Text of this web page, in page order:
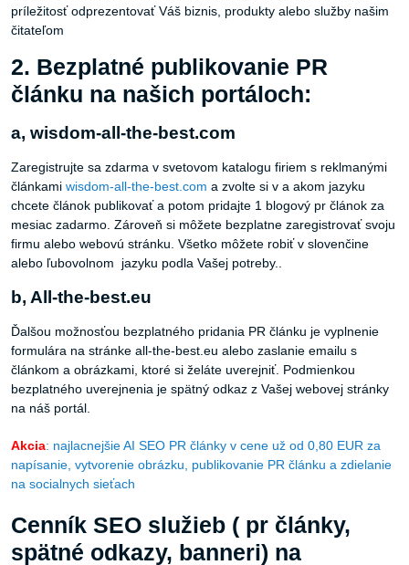
príležitosť odprezentovať Váš biznis, produkty alebo služby našim
čitateľom
2. Bezplatné publikovanie PR
článku na našich portáloch:
a, wisdom-all-the-best.com
Zaregistrujte sa zdarma v svetovom katalogu firiem s reklmanými
článkami wisdom-all-the-best.com a zvolte si v a akom jazyku
chcete článok publikovať a potom pridajte 1 blogový pr článok za
mesiac zadarmo. Zároveň si môžete bezplatne zaregistrovať svoju
firmu alebo webovú stránku. Všetko môžete robiť v slovenčine
alebo ľubovolnom jazyku podla Vašej potreby..
b, All-the-best.eu
Ďalšou možnosťou bezplatného pridania PR článku je vyplnenie
formulára na stránke all-the-best.eu alebo zaslanie emailu s
článkom a obrázkami, ktoré si želáte uverejniť. Podmienkou
bezplatného uverejnenia je spätný odkaz z Vašej webovej stránky
na náš portál.
Akcia: najlacnejšie AI SEO PR články v cene už od 0,80 EUR za
napísanie, vytvorenie obrázku, publikovanie PR článku a zdielanie
na socialnych sieťach
Cenník SEO služieb ( pr články,
spätné odkazy, banneri) na